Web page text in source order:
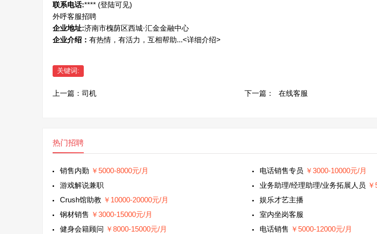
联系电话:**** (登陆可见)
外呼客服招聘
企业地址:济南市槐荫区西城·汇金金融中心
企业介绍： 有热情，有活力，互相帮助...<详细介绍>
关键词:
上一篇： 司机 下一篇： 在线客服
热门招聘
销售内勤 ￥5000-8000元/月 电话销售专员 ￥3000-10000元/月
游戏解说兼职
业务助理/经理助理/业务拓展人员
Crush馆助教 ￥10000-20000元/月
娱乐才艺主播
钢材销售 ￥3000-15000元/月
室内坐岗客服
健身会籍顾问 ￥8000-15000元/月 电话销售 ￥5000-12000元/月